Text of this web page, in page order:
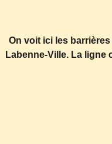
On voit ici les
Labenne-Ville. La